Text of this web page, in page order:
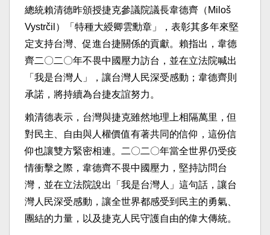
總統賴清德昨頒授捷克參議院議長韋德齊（Miloš
Vystrčil）「特種大綬卿雲勳章」，表彰其多年來堅
定支持台灣、促進台捷關係的貢獻。賴指出，韋德
齊二〇二〇年不畏中國壓力訪台，並在立法院喊出
「我是台灣人」，讓台灣人民深受感動；韋德齊則
承諾，將持續為台捷友誼努力。
賴清德表示，台灣與捷克雖然地理上相隔萬里，但
對民主、自由與人權價值有著共同的信仰，這份信
仰也讓雙方緊密相連。二〇二〇年當全世界仍受疫
情衝擊之際，韋德齊不畏中國壓力，堅持訪問台
灣，並在立法院說出「我是台灣人」這句話，讓台
灣人民深受感動，讓全世界都感受到民主的勇氣、
團結的力量，以及捷克人民守護自由的偉大傳統。